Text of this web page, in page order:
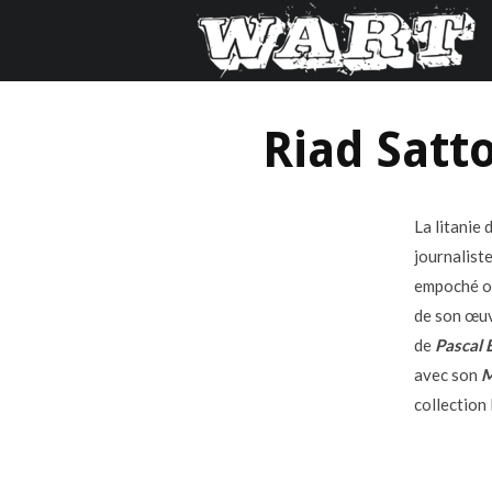
Riad
La litanie
empoché
de son
de Pascal
avec son
collection